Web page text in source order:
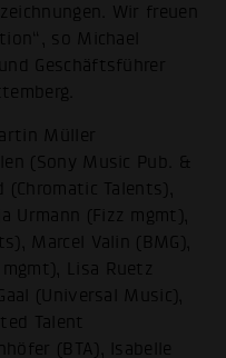
Wir freuen
so Michael
Geschäftsführer
Müller
(Sony Music Pub. &
Talents),
Urmann (Fizz mgmt),
Marcel Valin (BMG),
Lisa Ruetz
(Universal Music),
Talent
(BTA), Isabelle